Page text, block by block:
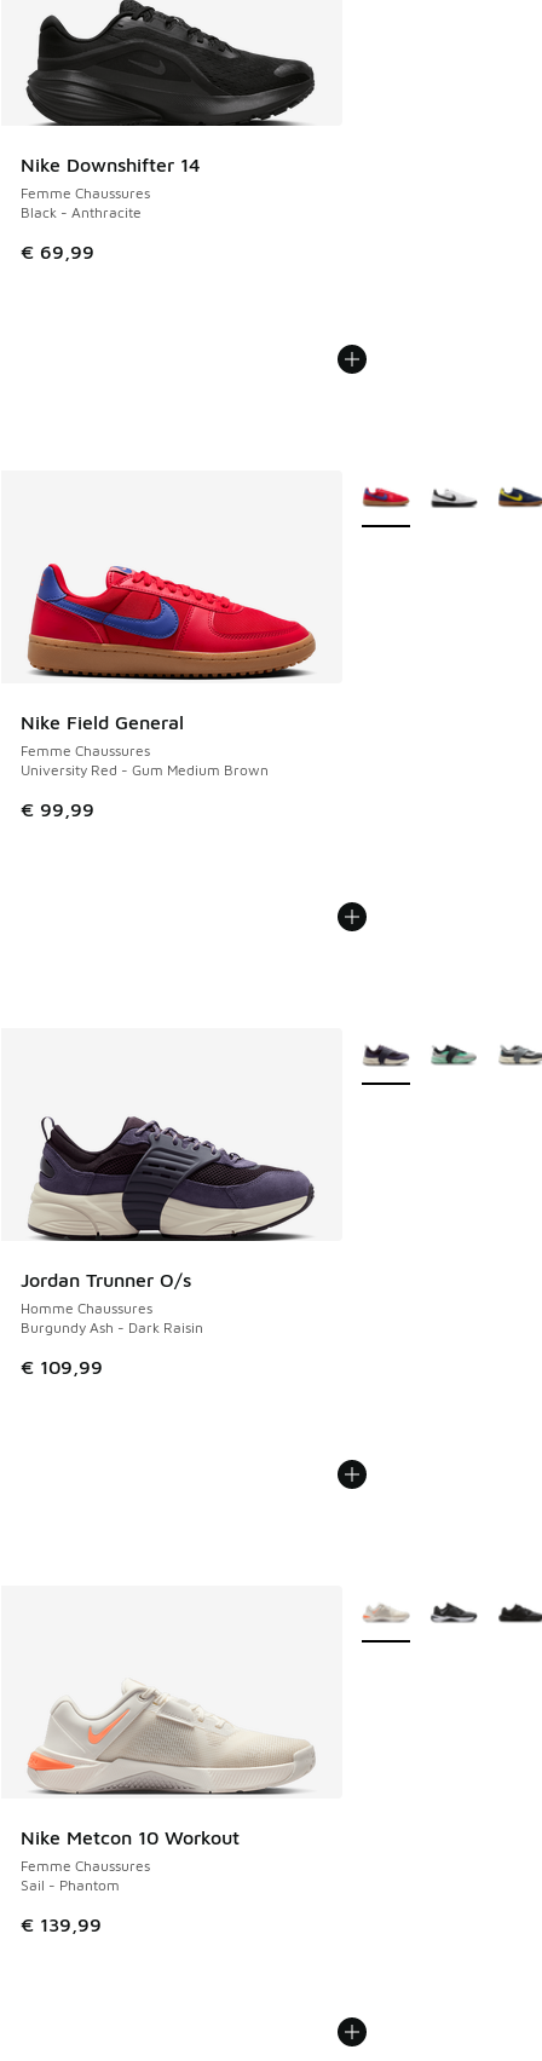
Nike Downshifter 14
Femme Chaussures
Black - Anthracite
€ 69,99
Nike Field General
Femme Chaussures
University Red - Gum Medium Brown
€ 99,99
Plus de couleurs
Jordan Trunner O/s
Homme Chaussures
Burgundy Ash - Dark Raisin
€ 109,99
Plus de couleurs
Nike Metcon 10 Workout
Femme Chaussures
Sail - Phantom
€ 139,99
Plus de couleurs